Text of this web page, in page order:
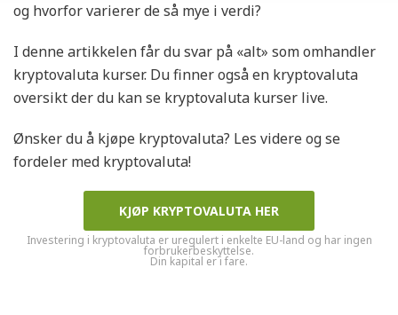
og hvorfor varierer de så mye i verdi?
I denne artikkelen får du svar på «alt» som omhandler
kryptovaluta kurser. Du finner også en kryptovaluta
oversikt der du kan se kryptovaluta kurser live.
Ønsker du å kjøpe kryptovaluta? Les videre og se
fordeler med kryptovaluta!
KJØP KRYPTOVALUTA HER
Investering i kryptovaluta er uregulert i enkelte EU-land og har ingen
forbrukerbeskyttelse.
Din kapital er i fare.